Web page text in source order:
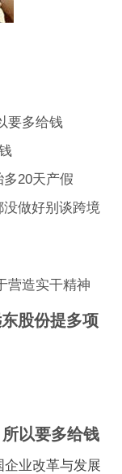
股份提多项
以要多给钱
业改革与发展